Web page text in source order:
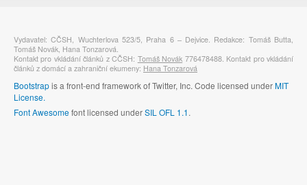
Vydavatel: CČSH, Wuchterlova 523/5, Praha 6 – Dejvice. Redakce: Tomáš Butta,
Tomáš Novák, Hana Tonzarová.
Kontakt pro vkládání článků z CČSH: Tomáš Novák 776478488. Kontakt pro vkládání
článků z domácí a zahraniční ekumeny: Hana Tonzarová
Bootstrapis a front-end framework of Twitter, Inc. Code licensed underMIT
License.
Font Awesomefont licensed underSIL OFL 1.1.